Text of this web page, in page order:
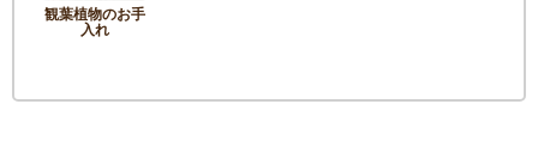
観葉植物のお手
入れ